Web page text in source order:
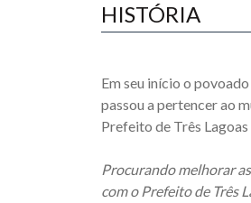
HISTÓRIA
Em seu início o
passou a pertencer ao
Prefeito de Três
Procurando melhorar
com o Prefeito de Três